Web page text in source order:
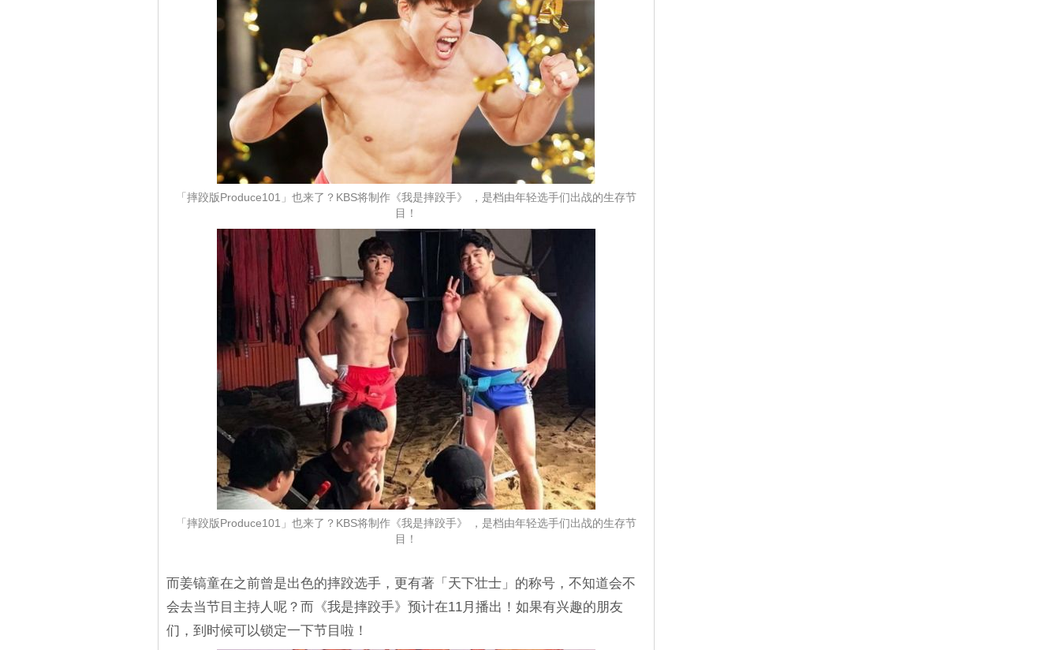
「摔跤版Produce101」也来了？KBS将制作《我是摔跤手》 ，是档由年轻选手们出战的生存节
目！
「摔跤版Produce101」也来了？KBS将制作《我是摔跤手》 ，是档由年轻选手们出战的生存节
目！
而姜镐童在之前曾是出色的摔跤选手，更有著「天下壮士」的称号，不知道会不
会去当节目主持人呢？而《我是摔跤手》预计在11月播出！如果有兴趣的朋友
们，到时候可以锁定一下节目啦！